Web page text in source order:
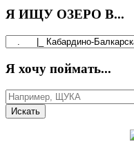
Я ИЩУ ОЗЕРО В...
Я хочу поймать...